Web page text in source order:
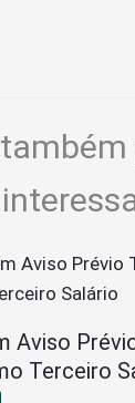
Aviso
Terceiro